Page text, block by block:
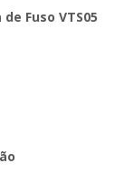
Fuso VTS05